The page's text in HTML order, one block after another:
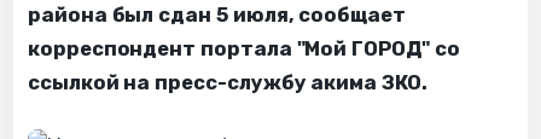
района был сдан 5 июля, сообщает
корреспондент портала "Мой ГОРОД" со
ссылкой на пресс-службу акима ЗКО.